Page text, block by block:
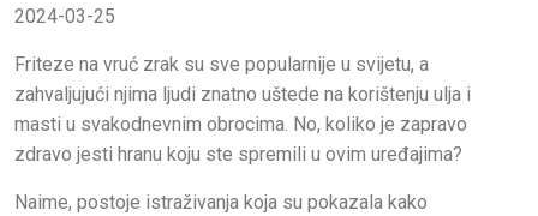
2024-03-25
Friteze na vruć zrak su sve popularnije u svijetu, a
zahvaljujući njima ljudi znatno uštede na korištenju ulja i
masti u svakodnevnim obrocima. No, koliko je zapravo
zdravo jesti hranu koju ste spremili u ovim uređajima?
Naime, postoje istraživanja koja su pokazala kako